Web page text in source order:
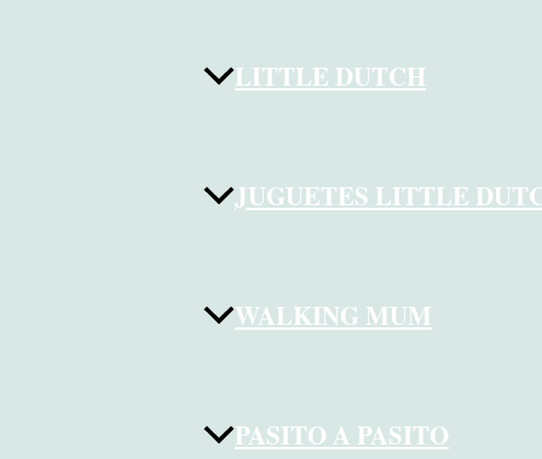
LITTLE DUTCH
JUGUETES LITTLE
WALKING MUM
PASITO A PASITO